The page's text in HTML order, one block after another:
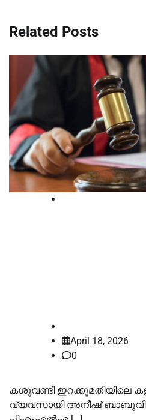
Related Posts
April 18, 2026
0
കശുവണ്ടി ഇറക്കുമതിയിലെ
വ്യവസായി അനീഷ്